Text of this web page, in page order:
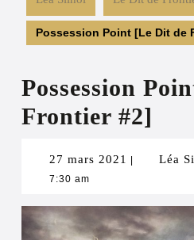
Possession Point [Le Dit de
Possession
Frontier #2]
27 mars 2021 27
2021
Léa
7:30 am